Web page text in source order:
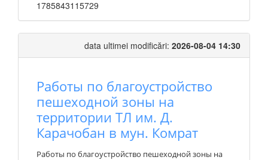
1785843115729
data ultimei modificări: 2026-08-04 14:30
Работы по благоустройство
пешеходной зоны на
территории ТЛ им. Д.
Карачобан в мун. Комрат
Работы по благоустройство пешеходной зоны на